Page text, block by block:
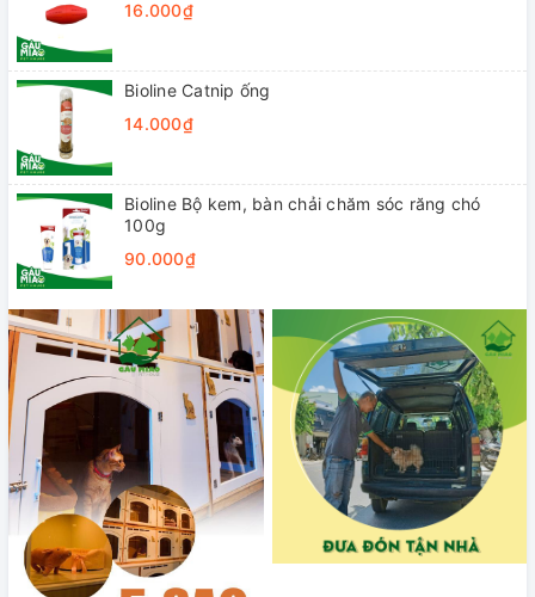
16.000₫
Bioline Catnip ống
14.000₫
Bioline Bộ kem, bàn chải chăm sóc răng chó
100g
90.000₫